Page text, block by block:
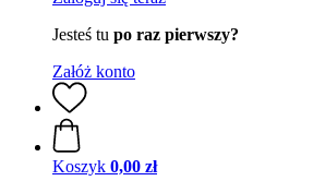
Jesteś tu po raz pierwszy?
Załóż konto
Koszyk 0,00 zł